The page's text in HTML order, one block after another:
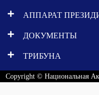
АППАРАТ
ДОКУМЕНТЫ
ТРИБУНА
Copyright © Национальная